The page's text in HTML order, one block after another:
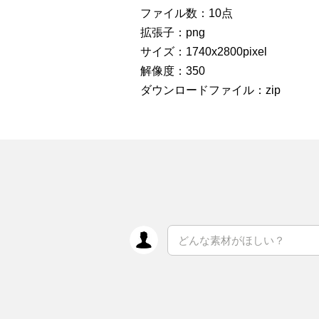
ファイル数：10点
拡張子：png
サイズ：1740x2800pixel
解像度：350
ダウンロードファイル：zip